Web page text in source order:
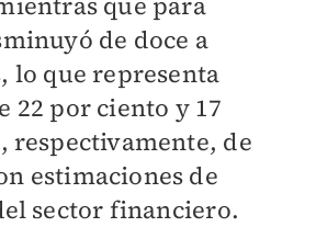
de doce a
lo que representa
22 por ciento y 17
respectivamente, de
estimaciones de
sector financiero.